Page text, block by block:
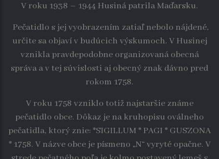
V roku 1938 – 1944 Husiná patrila Maďarsku.
Pečatidlo s jej vyobrazením zatiaľ nebolo nájdené,
určite sa objaví v budúcich výskumoch. V Husinej
vznikla pravdepodobne organizovaná obecná
správa a v tej súvislosti aj obecný znak dávno pred
rokom 1758.
V roku 1758 vzniklo totiž najstaršie známe
pečatidlo obce. Dôkaz je na kruhopisu oválneho
pečatidla, ktorý znie: *SIGILLUM * PAGI * GUSZONA
* 1758. V názve obce je písmeno „N“ vyryté opačne. V